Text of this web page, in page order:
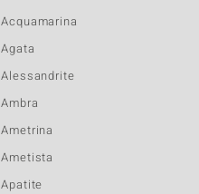
Acquamarina
Agata
Alessandrite
Ambra
Ametrina
Ametista
Apatite